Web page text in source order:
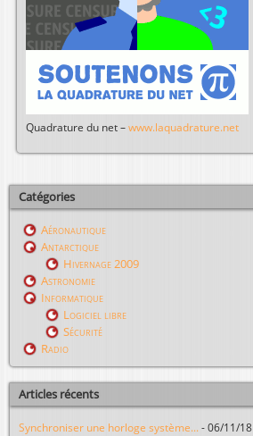
Quadrature du net – www.laquadrature.net
Catégories
Aéronautique
Antarctique
Hivernage 2009
Astronomie
Informatique
Logiciel libre
Sécurité
Radio
Articles récents
Synchroniser une horloge système... - 06/11/18